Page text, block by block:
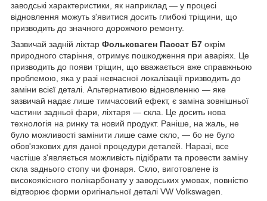
заводські характеристики, як наприклад — у процесі
відновлення можуть з'явитися досить глибокі тріщини, що
призводить до значного дорожчого ремонту.
Зазвичай задній ліхтар Фольксваген Пассат Б7 окрім
природного старіння, отримує пошкодження при аваріях. Це
призводить до появи тріщин, що вважається вже справжньою
проблемою, яка у разі невчасної локалізації призводить до
заміни всієї деталі. Альтернативою відновленню — яке
зазвичай надає лише тимчасовий ефект, є заміна зовнішньої
частини задньої фари, ліхтаря — скла. Це досить нова
технологія на ринку та новий продукт. Раніше, на жаль, не
було можливості замінити лише саме скло, — бо не було
обов'язкових для даної процедури деталей. Наразі, все
частіше з'являється можливість підібрати та провести заміну
скла заднього стопу чи фонаря. Скло, виготовлене із
високоякісного полікарбонату у заводських умовах, повністю
відтворює форми оригінальної деталі VW Volkswagen.